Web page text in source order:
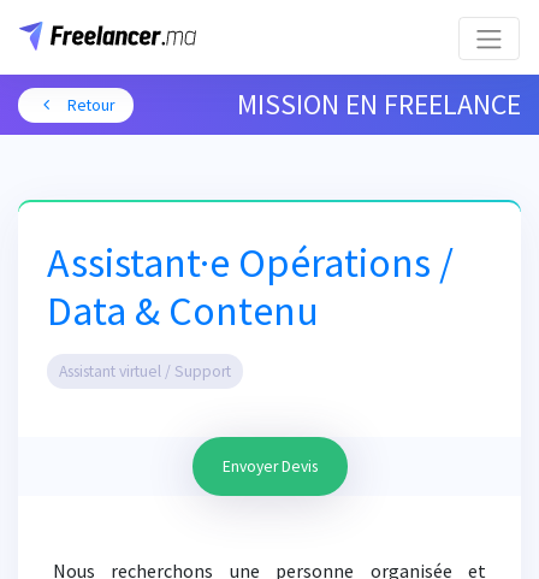
Retour MISSION EN FREELANCE
Assistant·e Opérations /
Data & Contenu
Assistant virtuel / Support
Envoyer Devis
Nous recherchons une personne organisée et